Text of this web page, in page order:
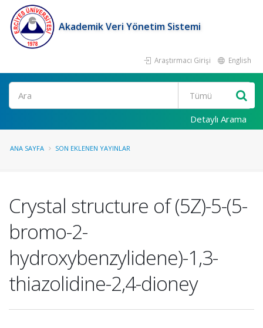
Akademik Veri Yönetim Sistemi
Araştırmacı Girişi English
Ara
Detaylı Arama
ANA SAYFA SON EKLENEN YAYINLAR
Crystal structure of (5Z)-5-(5-
bromo-2-
hydroxybenzylidene)-1,3-
thiazolidine-2,4-dioney